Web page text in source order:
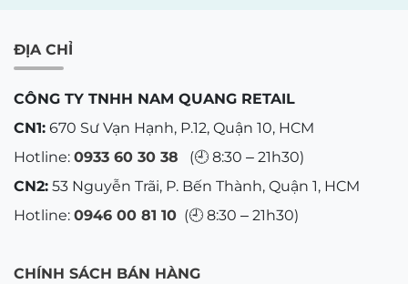
ĐỊA CHỈ
CÔNG TY TNHH NAM QUANG RETAIL
CN1: 670 Sư Vạn Hạnh, P.12, Quận 10, HCM
Hotline: 0933 60 30 38 (🕘 8:30 – 21h30)
CN2: 53 Nguyễn Trãi, P. Bến Thành, Quận 1, HCM
Hotline: 0946 00 81 10 (🕘 8:30 – 21h30)
CHÍNH SÁCH BÁN HÀNG